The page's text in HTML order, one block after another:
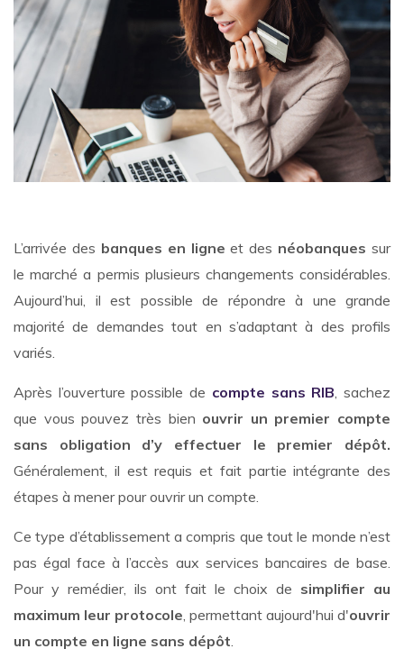
L’arrivée des banques en ligne et des néobanques sur
le marché a permis plusieurs changements considérables.
Aujourd’hui, il est possible de répondre à une grande
majorité de demandes tout en s’adaptant à des profils
variés.
Après l’ouverture possible de compte sans RIB, sachez
que vous pouvez très bien ouvrir un premier compte
sans obligation d’y effectuer le premier dépôt.
Généralement, il est requis et fait partie intégrante des
étapes à mener pour ouvrir un compte.
Ce type d’établissement a compris que tout le monde n’est
pas égal face à l’accès aux services bancaires de base.
Pour y remédier, ils ont fait le choix de simplifier au
maximum leur protocole, permettant aujourd'hui d'ouvrir
un compte en ligne sans dépôt.